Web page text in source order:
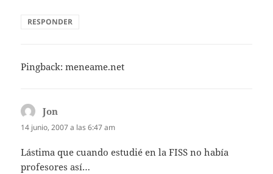
RESPONDER
Pingback:meneame.net
Jon
14 junio, 2007 a las 6:47 am
Lástima que cuando estudié en la FISS no había
profesores así…